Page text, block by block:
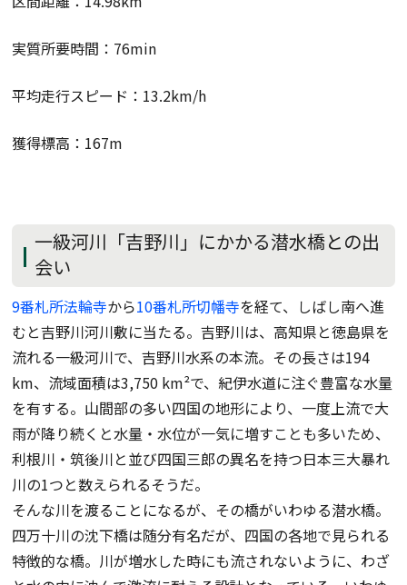
実質所要時間：76min
平均走行スピード：13.2km/h
獲得標高：167m
一級河川「吉野川」にかかる潜水橋との出
会い
9番札所法輪寺から10番札所切幡寺を経て、しばし南へ進
むと吉野川河川敷に当たる。吉野川は、高知県と徳島県を
流れる一級河川で、吉野川水系の本流。その長さは194
km、流域面積は3,750 km²で、紀伊水道に注ぐ豊富な水量
を有する。山間部の多い四国の地形により、一度上流で大
雨が降り続くと水量・水位が一気に増すことも多いため、
利根川・筑後川と並び四国三郎の異名を持つ日本三大暴れ
川の1つと数えられるそうだ。
そんな川を渡ることになるが、その橋がいわゆる潜水橋。
四万十川の沈下橋は随分有名だが、四国の各地で見られる
特徴的な橋。川が増水した時にも流されないように、わざ